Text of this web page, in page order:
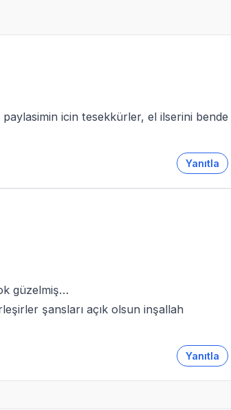
icin tesekkürler, el ilserini bende
Yanıtla
güzelmiş…
şansları açık olsun inşallah
Yanıtla